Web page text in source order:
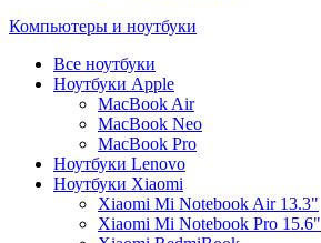
Компьютеры и ноутбуки
Все ноутбуки
Ноутбуки Apple
MacBook Air
MacBook Neo
MacBook Pro
Ноутбуки Lenovo
Ноутбуки Xiaomi
Xiaomi Mi Notebook Air 13.3"
Xiaomi Mi Notebook Pro 15.6"